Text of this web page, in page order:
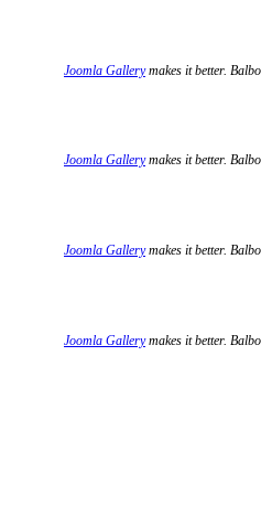
Joomla Gallerymakes it better.
Joomla Gallerymakes it better.
Joomla Gallerymakes it better.
Joomla Gallerymakes it better.